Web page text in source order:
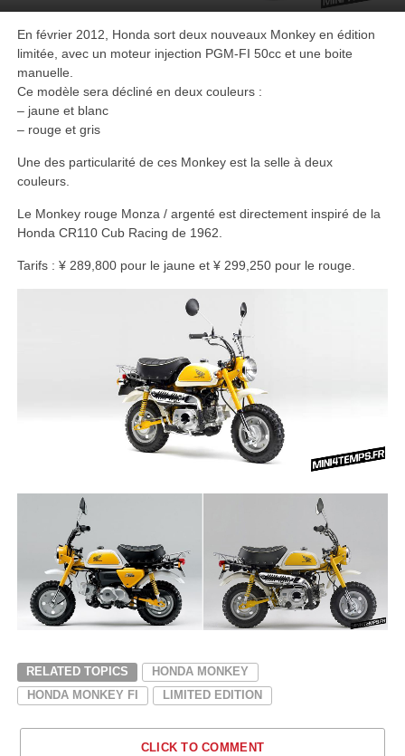
En février 2012, Honda sort deux nouveaux Monkey en édition
limitée, avec un moteur injection PGM-FI 50cc et une boite
manuelle.
Ce modèle sera décliné en deux couleurs :
– jaune et blanc
– rouge et gris
Une des particularité de ces Monkey est la selle à deux
couleurs.
Le Monkey rouge Monza / argenté est directement inspiré de la
Honda CR110 Cub Racing de 1962.
Tarifs : ¥ 289,800 pour le jaune et ¥ 299,250 pour le rouge.
RELATED TOPICS
HONDA MONKEY
HONDA MONKEY FI
LIMITED EDITION
CLICK TO COMMENT